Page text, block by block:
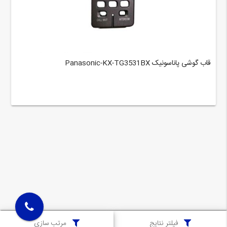
قاب گوشی پاناسونیک Panasonic-KX-TG3531BX
فیلتر نتایج مرتب سازی